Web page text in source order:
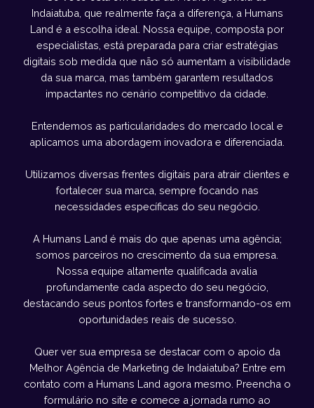
Indaiatuba, que realmente faça a diferença, a Humans
Land é a escolha ideal. Nossa equipe, composta por
especialistas, está preparada para criar estratégias
digitais sob medida que não só aumentam a visibilidade
da sua marca, mas também garantem resultados
impactantes no cenário competitivo da cidade.
Entendemos as particularidades do mercado local e
aplicamos uma abordagem inovadora e diferenciada.
Utilizamos diversas frentes digitais para atrair clientes e
fortalecer sua marca, sempre focando nas
necessidades específicas do seu negócio.
A Humans Land é mais do que apenas uma agência;
somos parceiros no crescimento da sua empresa.
Nossa equipe altamente qualificada avalia
profundamente cada aspecto do seu negócio,
destacando seus pontos fortes e transformando-os em
oportunidades reais de sucesso.
Quer ver sua empresa se destacar com o apoio da
Melhor Agência de Marketing de Indaiatuba? Entre em
contato com a Humans Land agora mesmo. Preencha o
formulário no site e comece a jornada rumo ao